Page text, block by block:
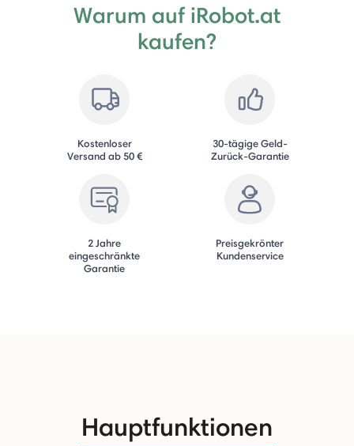
Warum auf iRobot.at
kaufen?
Kostenloser
Versand ab 50 €
30-tägige Geld-
Zurück-Garantie
2 Jahre
eingeschränkte
Garantie
Preisgekrönter
Kundenservice
Hauptfunktionen